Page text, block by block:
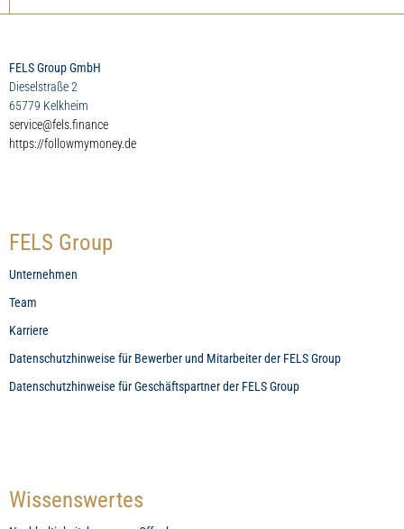
FELS Group GmbH
Dieselstraße 2
65779 Kelkheim
service@fels.finance
https://followmymoney.de
FELS Group
Unternehmen
Team
Karriere
Datenschutzhinweise für Bewerber und Mitarbeiter der FELS Group
Datenschutzhinweise für Geschäftspartner der FELS Group
Wissenswertes